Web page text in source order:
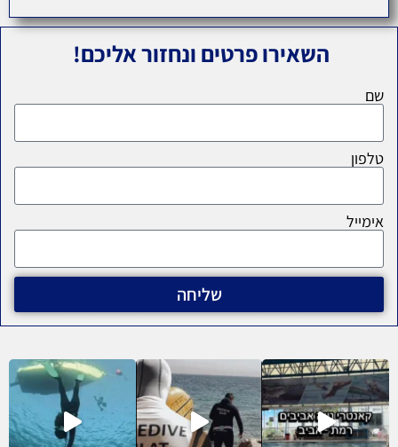
השאירו פרטים ונחזור אליכם!
שם
טלפון
אימייל
שליחה
כשקבוצה נכנסת ל
בקורסים …. תראו איך כיף!! רוצ